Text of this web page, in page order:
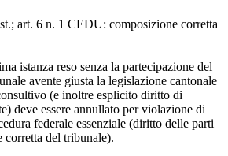
art. 6 n. 1 CEDU: composizione corretta
istanza reso senza la partecipazione del
avente giusta la legislazione cantonale
(e inoltre esplicito diritto di
deve essere annullato per violazione di
federale essenziale (diritto delle parti
corretta del tribunale).